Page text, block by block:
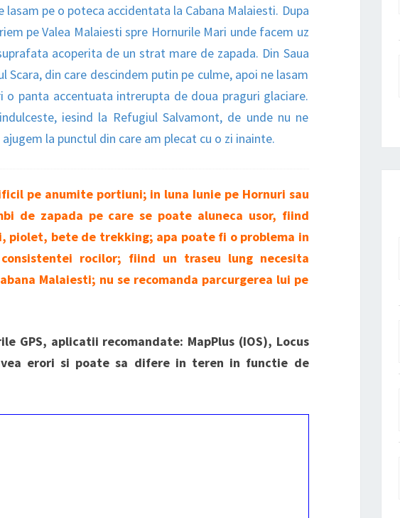
pe o poteca accidentata la Cabana Malaiesti. Dupa
pe Valea Malaiesti spre Hornurile Mari unde facem uz
acoperita de un strat mare de zapada. Din Saua
din care descindem putin pe culme, apoi ne lasam
o panta accentuata intrerupta de doua praguri glaciare.
iesind la Refugiul Salvamont, de unde nu ne
la punctul din care am plecat cu o zi inainte.
pe anumite portiuni; in luna Iunie pe Hornuri sau
de zapada pe care se poate aluneca usor, fiind
piolet, bete de trekking; apa poate fi o problema in
rocilor; fiind un traseu lung necesita
Malaiesti; nu se recomanda parcurgerea lui pe
GPS, aplicatii recomandate: MapPlus (IOS), Locus
erori si poate sa difere in teren in functie de